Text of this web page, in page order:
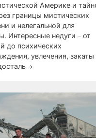
Америке и
границы мистических
и нелегальной для
Интересные недуги – от
до психических
увлечения, закаты
→